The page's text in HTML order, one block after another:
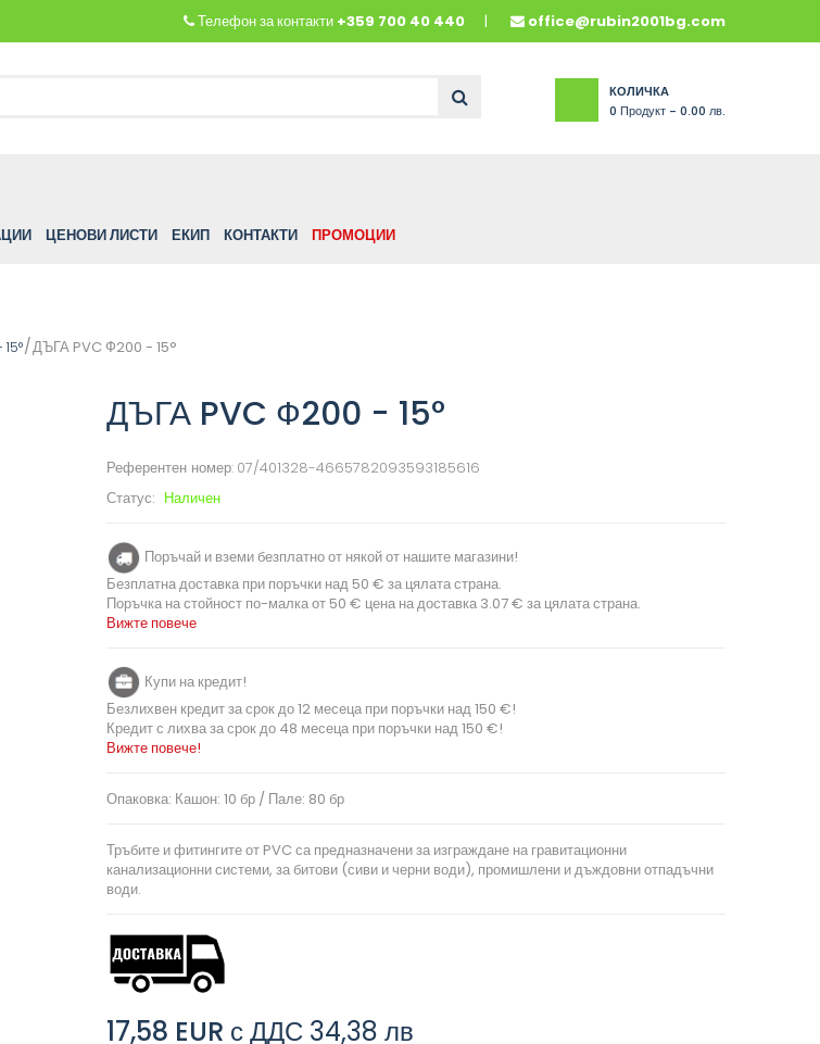
Телефон за контакти +359 700 40 440 office@rubin2001bg.com
КОЛИЧКА
0 Продукт - 0.00 лв.
ЦЕНОВИ ЛИСТИ ЕКИП КОНТАКТИ ПРОМОЦИИ
ДЪГА PVC Ф200 - 15°
ДЪГА PVC Ф200 - 15°
Референтен номер: 07/401328-4665782093593185616
Статус: Наличен
Поръчай и вземи безплатно от някой от нашите магазини!
Безплатна доставка при поръчки над 50 € за цялата страна.
Поръчка на стойност по-малка от 50 € цена на доставка 3.07 € за цялата страна.
Вижте повече
Купи на кредит!
Безлихвен кредит за срок до 12 месеца при поръчки над 150 €!
Кредит с лихва за срок до 48 месеца при поръчки над 150 €!
Вижте повече!
Опаковка: Кашон: 10 бр / Пале: 80 бр
Тръбите и фитингите от PVC са предназначени за изграждане на гравитационни
канализационни системи, за битови (сиви и черни води), промишлени и дъждовни отпадъчни
води.
17,58 EUR с ДДС 34,38 лв